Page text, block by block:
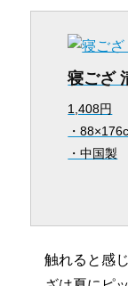
寝ござ
1,408円
・
・中国製
触れると感